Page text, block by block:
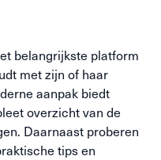
belangrijkste platform
met zijn of haar
aanpak biedt
overzicht van de
Daarnaast proberen
tips en